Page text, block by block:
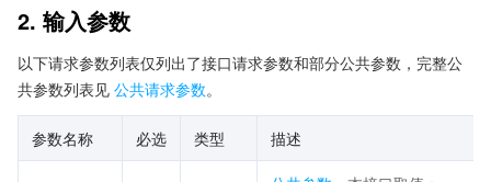
2. 输入参数
以下请求参数列表仅列出了接口请求参数和部分公共参数，完整公
共参数列表见 公共请求参数。
参数名称 必选 类型 描述